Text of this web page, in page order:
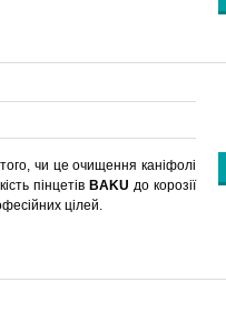
чи це очищення каніфолі
пінцетів BAKU до корозії
цілей.